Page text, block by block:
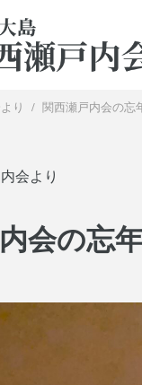
り 関西瀬戸内会の忘
会より
会の忘